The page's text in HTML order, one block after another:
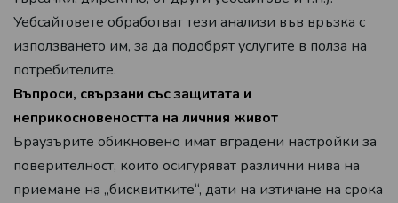
Уебсайтовете обработват тези анализи във връзка с
използването им, за да подобрят услугите в полза на
потребителите.
Въпроси, свързани със защитата и
неприкосновеността на личния живот
Браузърите обикновено имат вградени настройки за
поверителност, които осигуряват различни нива на
приемане на „бисквитките“, дати на изтичане на срока